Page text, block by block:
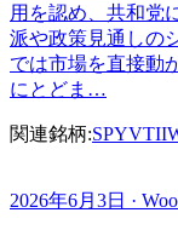
用を認め、共和党
派や政策見通しの
では市場を直接動
にとどま…
関連銘柄:SPYVTI
2026年6月3日 ·